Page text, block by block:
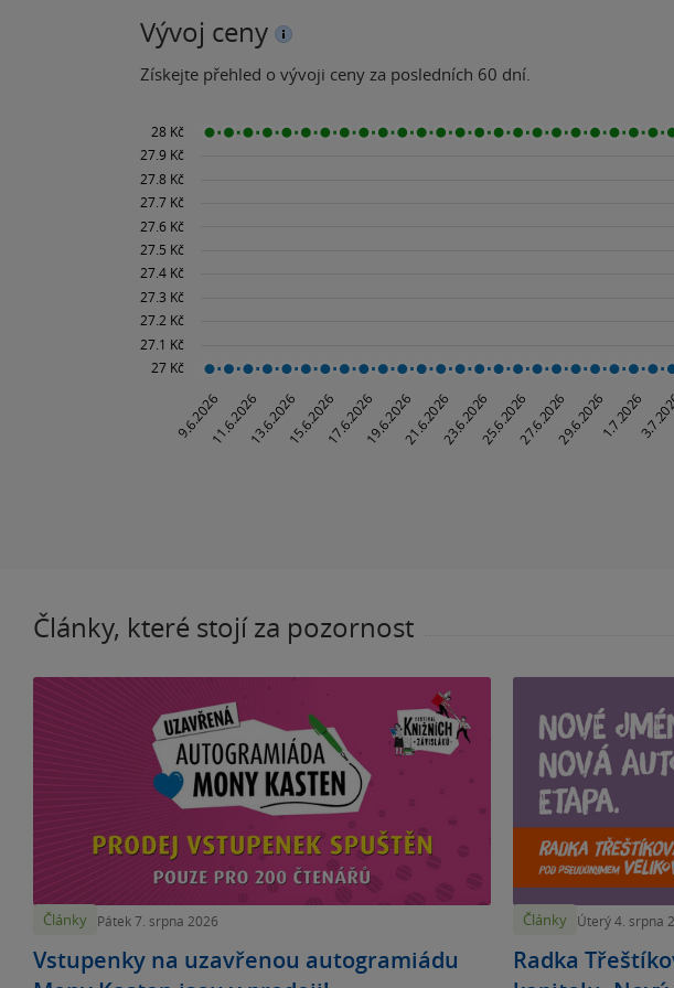
Vývoj ceny
Získejte přehled o vývoji ceny za posledních 60 dní.
Články, které stojí za pozornost
Články Pátek 7. srpna 2026
Vstupenky na uzavřenou autogramiádu
Články Úterý 4. srpna
Radka